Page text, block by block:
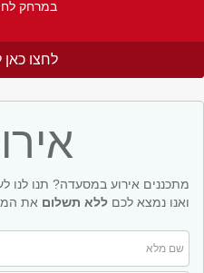
במרחק
לחצו
מתכננים אירוע במסעדה? תנו לנו
ואנו נמצא לכם ללא תשלום את